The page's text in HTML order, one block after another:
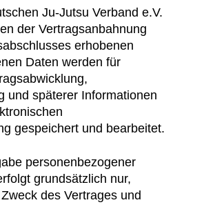
Ju-Jutsu Verband e.V.
der Vertragsanbahnung
erhobenen
Daten werden für
und späterer Informationen
gespeichert und bearbeitet.
personenbezogener
grundsätzlich nur,
des Vertrages und